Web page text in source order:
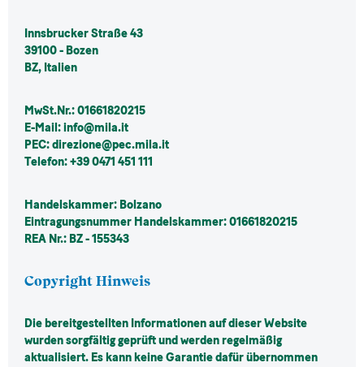
Innsbrucker Straße 43
39100 - Bozen
BZ, Italien
MwSt.Nr.: 01661820215
E-Mail: info@mila.it
PEC: direzione@pec.mila.it
Telefon: +39 0471 451 111
Handelskammer: Bolzano
Eintragungsnummer Handelskammer: 01661820215
REA Nr.: BZ - 155343
Copyright Hinweis
Die bereitgestellten Informationen auf dieser Website
wurden sorgfältig geprüft und werden regelmäßig
aktualisiert. Es kann keine Garantie dafür übernommen